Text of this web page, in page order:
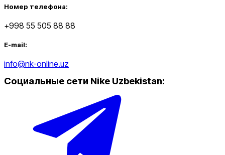
Номер телефона:
+998 55 505 88 88
E-mail:
info@nk-online.uz
Социальные сети Nike Uzbekistan: